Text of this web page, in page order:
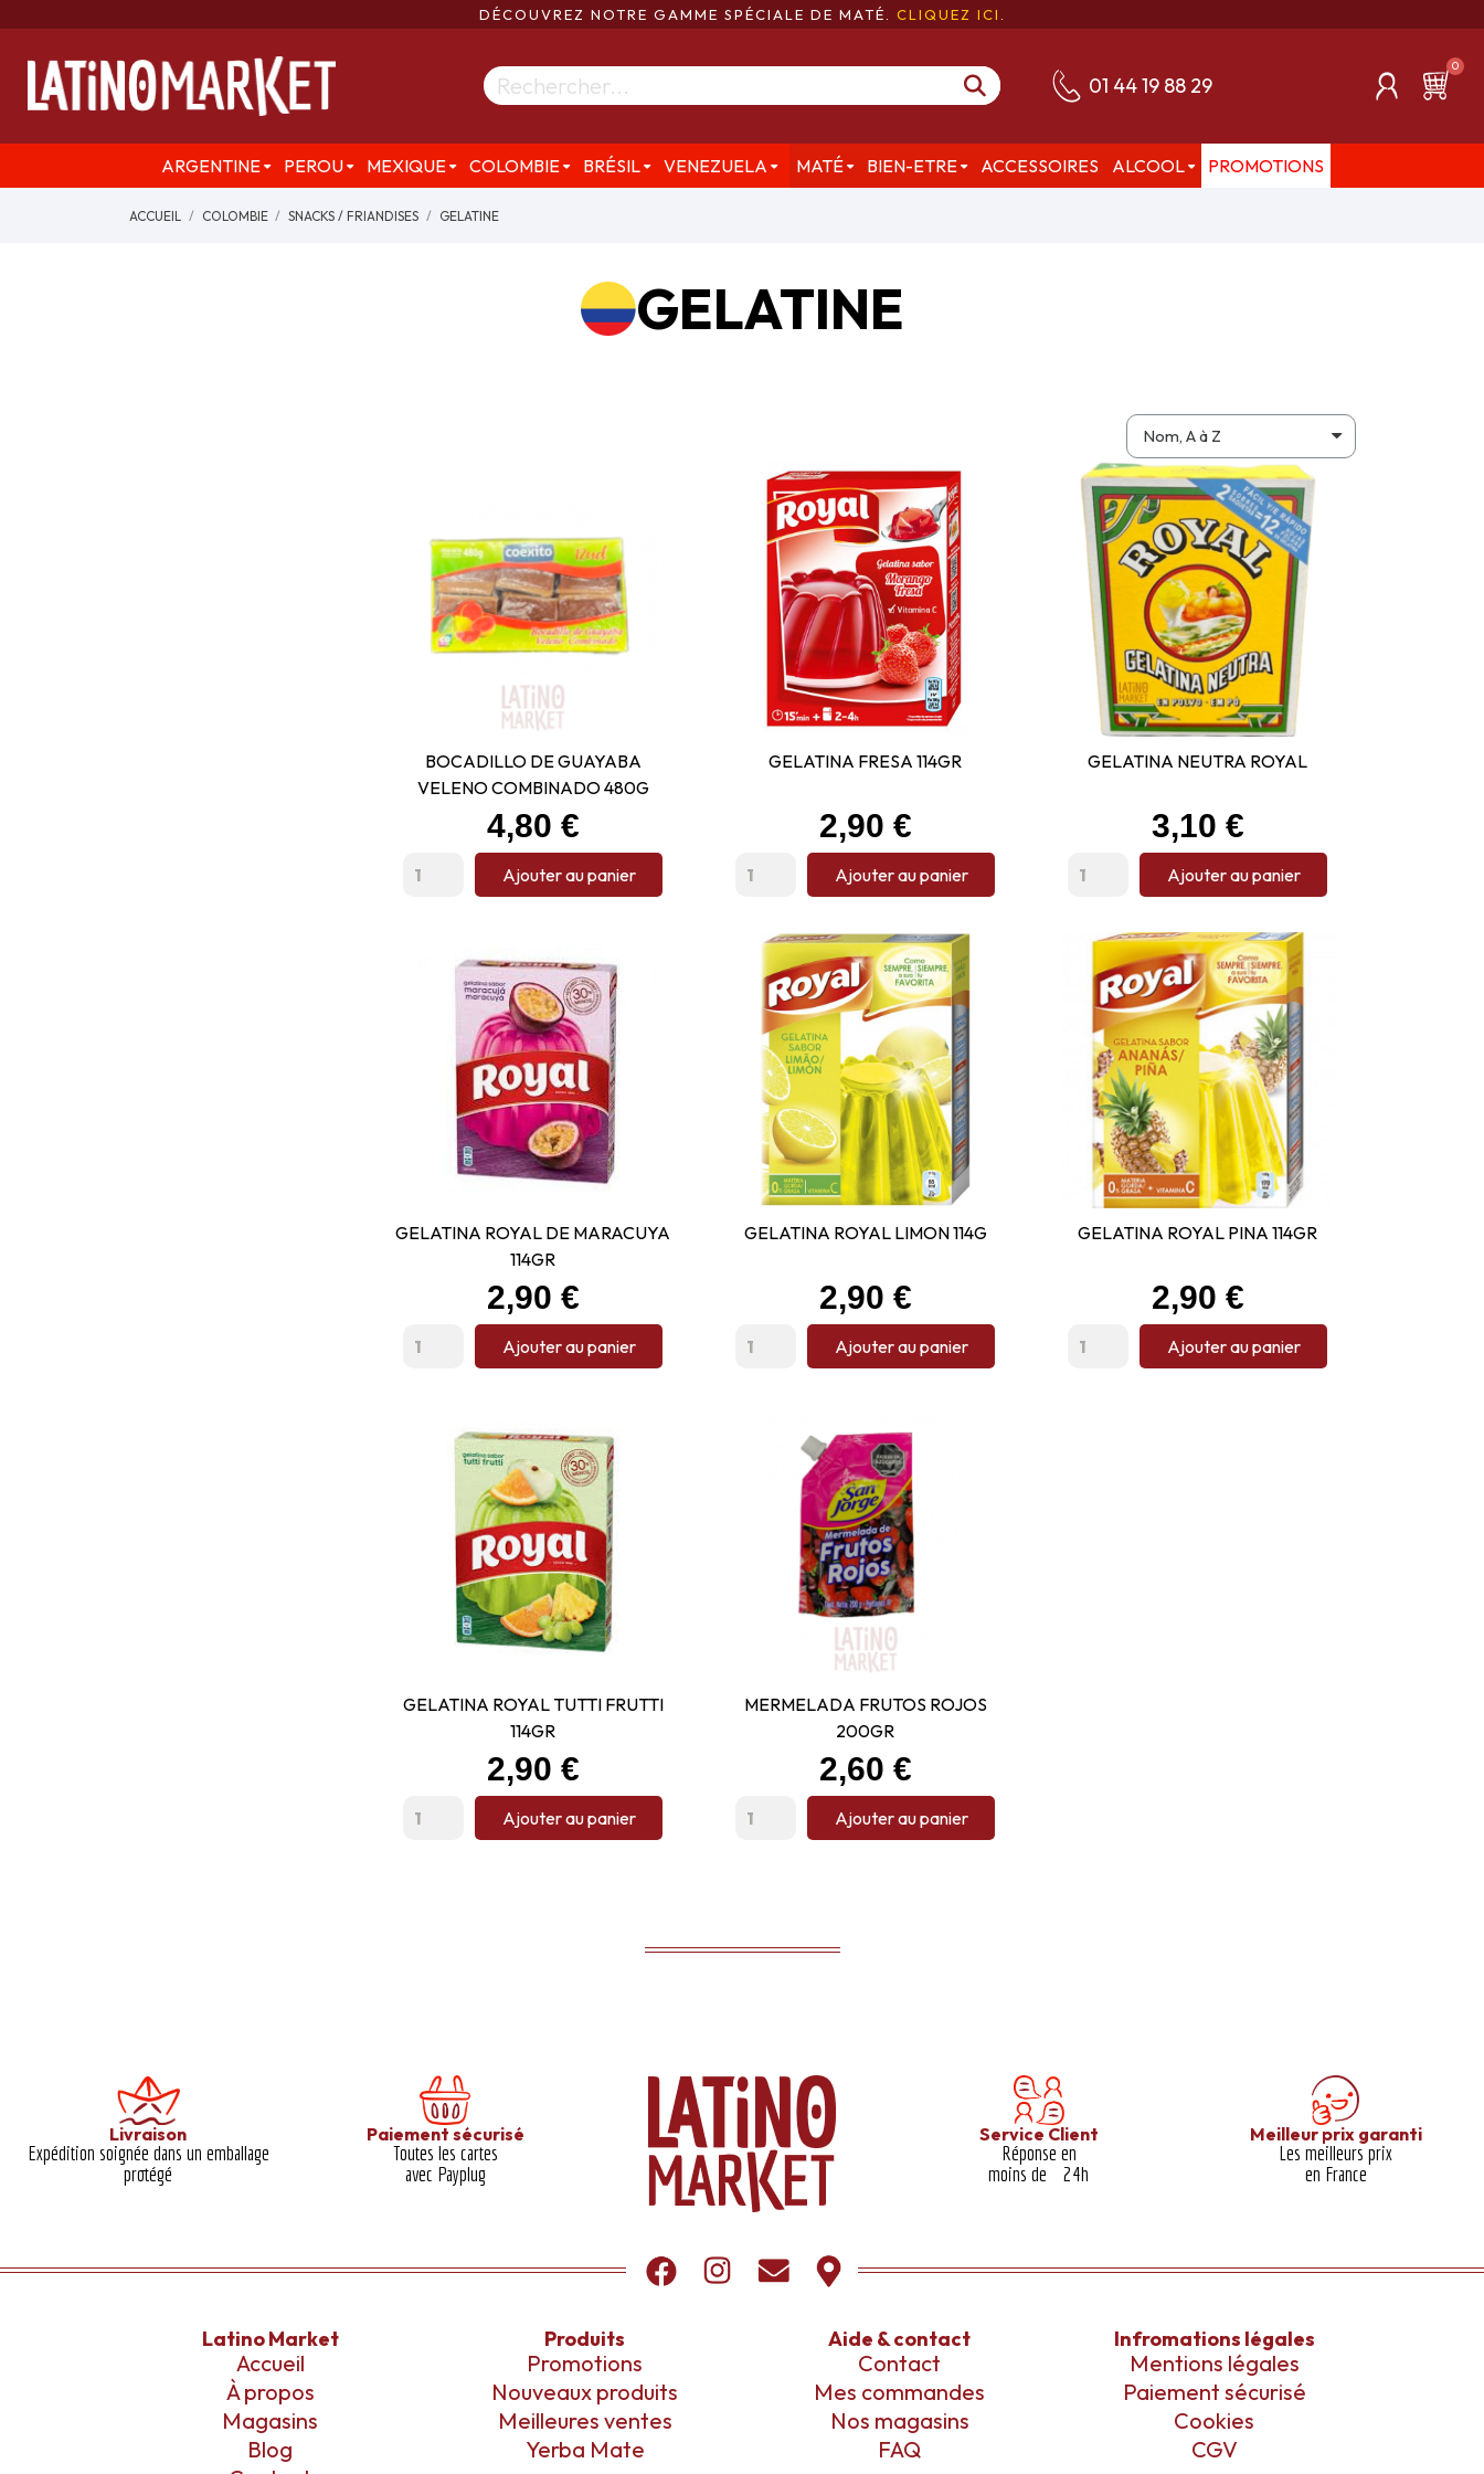
DÉCOUVREZ NOTRE GAMME SPÉCIALE DE MATÉ. CLIQUEZ ICI
01 44 19 88 29
ARGENTINE PEROU MEXIQUE COLOMBIE BRÉSIL VENEZUELA MATÉ BIEN-ETRE ACCESSOIRES ALCOOL PROMOTIONS
ACCUEIL COLOMBIE SNACKS / FRIANDISES GELATINE
GELATINE
BOCADILLO DE GUAYABA
VELENO COMBINADO 480G
Prix
4,80 €
Ajouter au panier
GELATINA FRESA 114GR
Prix
2,90 €
Ajouter au panier
GELATINA NEUTRA ROYAL
Prix
3,10 €
Ajouter au panier
GELATINA ROYAL DE MARACUYA
114GR
Prix
2,90 €
Ajouter au panier
GELATINA ROYAL LIMON 114G
Prix
2,90 €
Ajouter au panier
GELATINA ROYAL PINA 114GR
Prix
2,90 €
Ajouter au panier
GELATINA ROYAL TUTTI FRUTTI
114GR
Prix
2,90 €
Ajouter au panier
MERMELADA FRUTOS ROJOS
200GR
Prix
2,60 €
Ajouter au panier
Livraison
Expédition soignée dans un emballage
protégé​
Paiement sécurisé
Toutes les cartes
avec Payplug
Service Client
Réponse en
moins de 24h
Meilleur prix garanti​
Les meilleurs prix
en France
Latino Market
Accueil
À propos
Magasins
Blog
Produits
Promotions
Nouveaux produits
Meilleures ventes
Yerba Mate
Aide & contact
Contact
Mes commandes
Nos magasins
FAQ
Infromations légales
Mentions légales
Paiement sécurisé
Cookies
CGV